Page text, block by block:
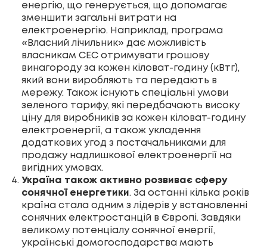
енергію, що генерується, що допомагає
зменшити загальні витрати на
електроенергію. Наприклад, програма
«Власний лічильник» дає можливість
власникам СЕС отримувати грошову
винагороду за кожен кіловат-годину (кВтг),
який вони виробляють та передають в
мережу. Також існують спеціальні умови
зеленого тарифу, які передбачають високу
ціну для виробників за кожен кіловат-годину
електроенергії, а також укладення
додаткових угод з постачальниками для
продажу надлишкової електроенергії на
вигідних умовах.
Україна також активно розвиває сферу
сонячної енергетики. За останні кілька років
країна стала одним з лідерів у встановленні
сонячних електростанцій в Європі. Завдяки
великому потенціалу сонячної енергії,
українські домогосподарства мають